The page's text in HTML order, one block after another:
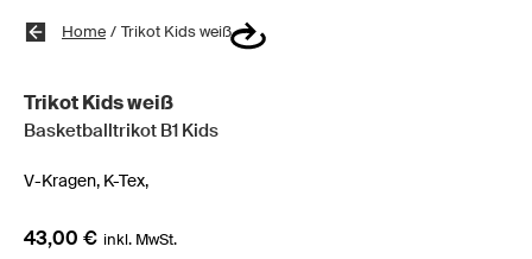
Home / Trikot Kids weiß
Trikot Kids weiß
Basketballtrikot B1 Kids
V-Kragen, K-Tex,
43,00 € inkl. MwSt.